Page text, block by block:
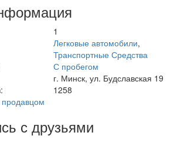
1
Легковые автомобили,
Транспортные Средства
С пробегом
г. Минск, ул. Будславская 19
1258
продавцом
с друзьями